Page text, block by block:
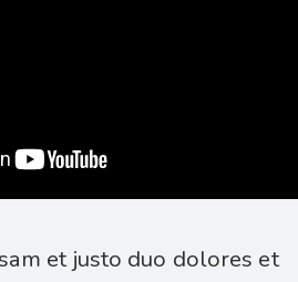
et justo duo dolores et